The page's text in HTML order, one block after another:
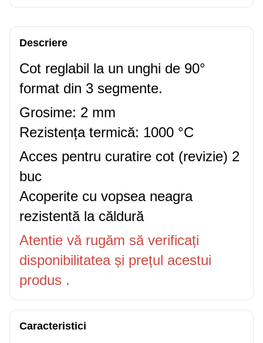
Descriere
Cot reglabil la un unghi de 90°
format din 3 segmente.
Grosime: 2 mm
Rezistența termică: 1000 °C
Acces pentru curatire cot (revizie) 2
buc
Acoperite cu vopsea neagra
rezistentă la căldură
Atentie vă rugăm să verificați
disponibilitatea și prețul acestui
produs .
Caracteristici